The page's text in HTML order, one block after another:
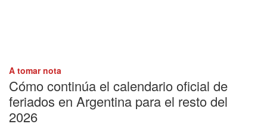
A tomar nota
Cómo continúa el calendario oficial de
feriados en Argentina para el resto del
2026